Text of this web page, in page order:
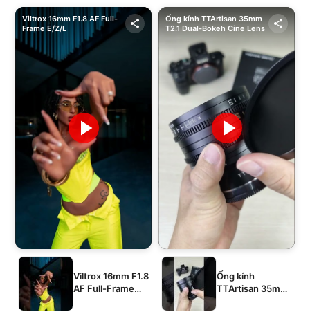
Viltrox 16mm F1.8 AF Full-
Frame E/Z/L
Viltrox 16mm F1.8
AF Full-Frame
Ống kính TTArtisan 35mm
T2.1 Dual-Bokeh Cine Lens
Ống kính
TTArtisan 35mm